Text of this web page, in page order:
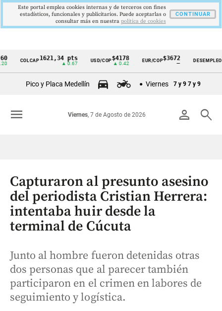
Cintillo
Colombia
COLCAP1621,34 pts USD/COP$4178
▲ 0.42
EUR/COP$3672
—
DESEMPLEO9,9 %
▼ 0.30
Pico y Placa Medellín Viernes 7 y 9 7 y 9
person search
Viernes, 7 de Agosto de 2026
menu
Capturaron al presunto asesino
del periodista Cristian Herrera:
intentaba huir desde la
terminal de Cúcuta
Junto al hombre fueron detenidas otras
dos personas que al parecer también
participaron en el crimen en labores de
seguimiento y logística.
Este portal emplea cookies internas y de terceros con fines
estadísticos, funcionales y publicitarios. Puede aceptarlas o
consultar más en nuestra politica de cookies
CONTINUAR